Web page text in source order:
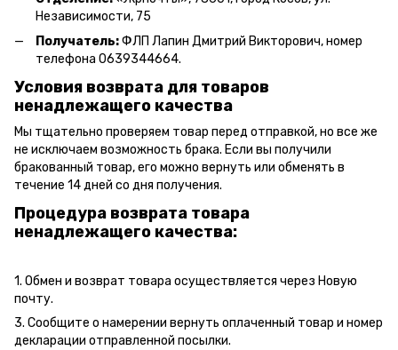
Независимости, 75
Получатель:ФЛП Лапин Дмитрий Викторович, номер
телефона 0639344664.
Условия возврата для товаров
ненадлежащего качества
Мы тщательно проверяем товар перед отправкой, но все же
не исключаем возможность брака. Если вы получили
бракованный товар, его можно вернуть или обменять в
течение 14 дней со дня получения.
Процедура возврата товара
ненадлежащего качества:
1. Обмен и возврат товара осуществляется через Новую
почту.
3. Сообщите о намерении вернуть оплаченный товар и номер
декларации отправленной посылки.